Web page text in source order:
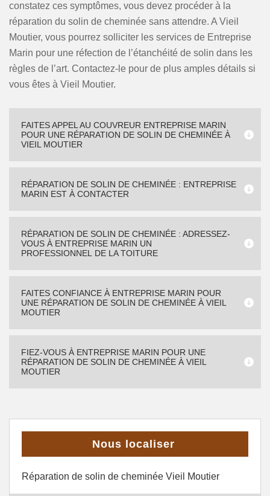
constatez ces symptômes, vous devez procéder à la
réparation du solin de cheminée sans attendre. A Vieil
Moutier, vous pourrez solliciter les services de Entreprise
Marin pour une réfection de l’étanchéité de solin dans les
règles de l’art. Contactez-le pour de plus amples détails si
vous êtes à Vieil Moutier.
FAITES APPEL AU COUVREUR ENTREPRISE MARIN
POUR UNE RÉPARATION DE SOLIN DE CHEMINÉE À
VIEIL MOUTIER
RÉPARATION DE SOLIN DE CHEMINÉE : ENTREPRISE
MARIN EST À CONTACTER
RÉPARATION DE SOLIN DE CHEMINÉE : ADRESSEZ-
VOUS À ENTREPRISE MARIN UN
PROFESSIONNEL DE LA TOITURE
FAITES CONFIANCE À ENTREPRISE MARIN POUR
UNE RÉPARATION DE SOLIN DE CHEMINÉE À VIEIL
MOUTIER
FIEZ-VOUS À ENTREPRISE MARIN POUR UNE
RÉPARATION DE SOLIN DE CHEMINÉE À VIEIL
MOUTIER
Nous localiser
Réparation de solin de cheminée Vieil Moutier